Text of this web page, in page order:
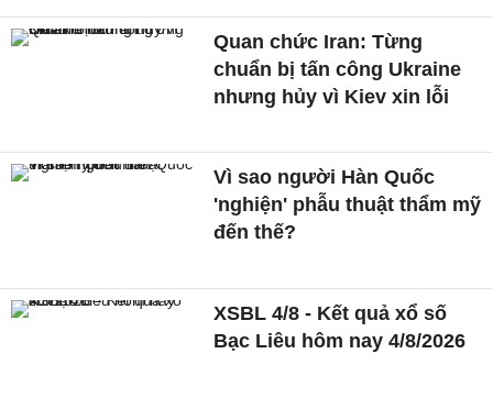
Quan chức Iran: Từng
chuẩn bị tấn công Ukraine
nhưng hủy vì Kiev xin lỗi
Vì sao người Hàn Quốc
'nghiện' phẫu thuật thẩm mỹ
đến thế?
XSBL 4/8 - Kết quả xổ số
Bạc Liêu hôm nay 4/8/2026